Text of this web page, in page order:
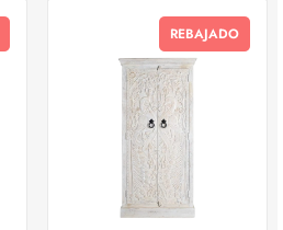
REBAJADO